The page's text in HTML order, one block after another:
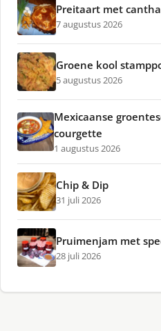
Preitaart met
7 augustus 2026
Groene kool
5 augustus 2026
Mexicaanse
courgette
1 augustus 2026
Chip & Dip
31 juli 2026
Pruimenjam met
28 juli 2026